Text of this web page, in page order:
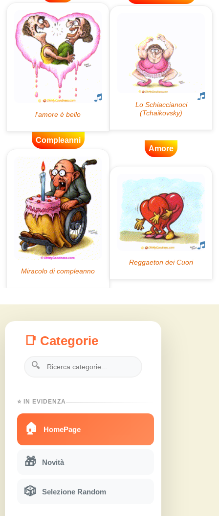
Compleanni
Amore
📑 Categorie
🔍
⭐ IN EVIDENZA
🏠 HomePage
🎁 Novità
🎲 Selezione Random